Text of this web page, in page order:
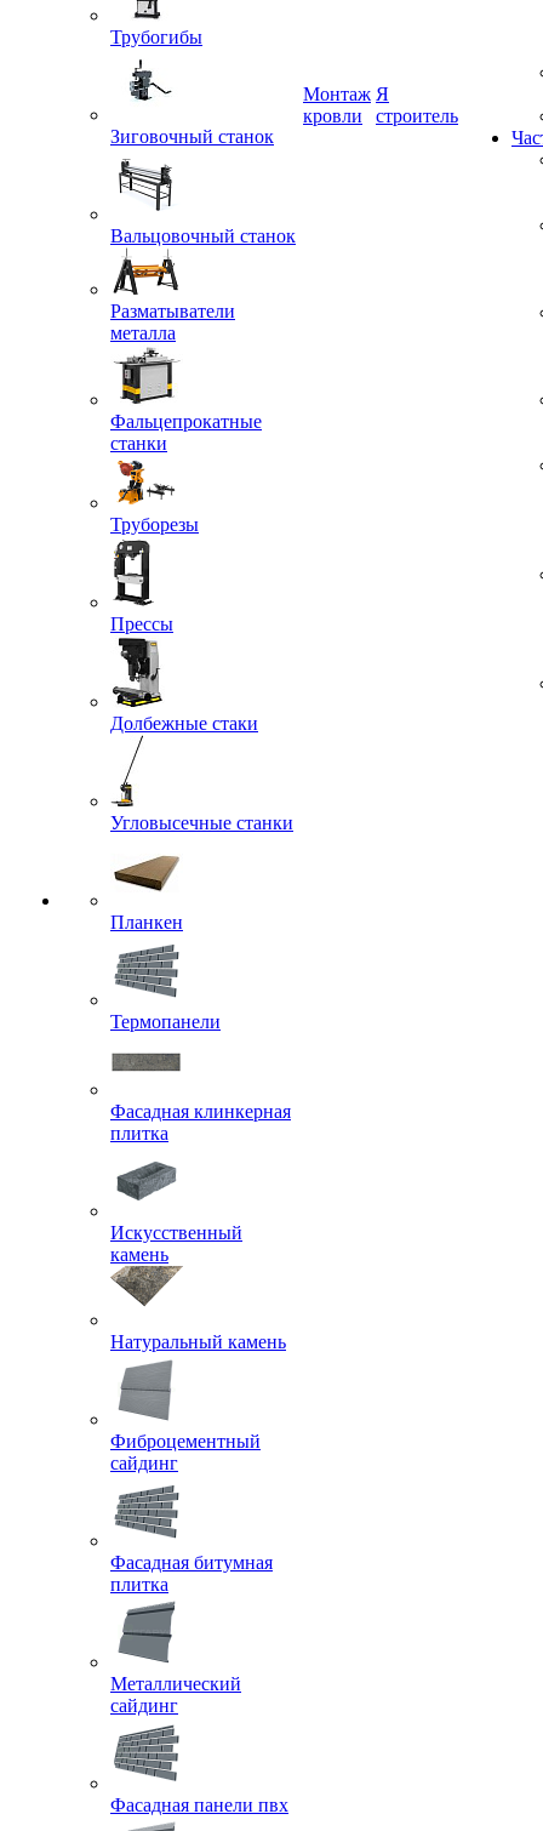
Трубогибы
Зиговочный станок
Вальцовочный станок
Разматыватели
металла
Фальцепрокатные
станки
Труборезы
Прессы
Долбежные стаки
Угловысечные станки
Планкен
Термопанели
Фасадная клинкерная
плитка
Искусственный
камень
Натуральный камень
Фиброцементный
сайдинг
Фасадная битумная
плитка
Металлический
сайдинг
Фасадная панели пвх
Монтаж
Я